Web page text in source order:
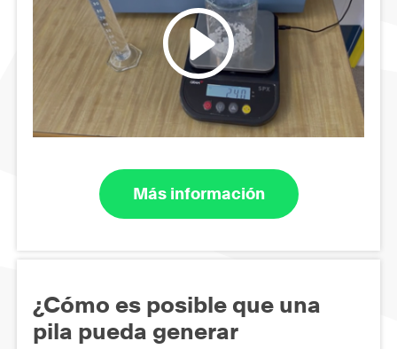
Más información
¿Cómo es posible que una
pila pueda generar